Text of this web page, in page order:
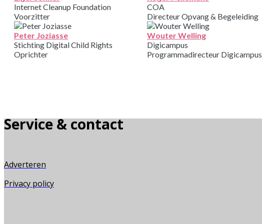
Internet Cleanup Foundation
Voorzitter
Peter Joziasse
Stichting Digital Child Rights
Oprichter
COA
Directeur Opvang & Begeleiding
Wouter Welling
Digicampus
Programmadirecteur Digicampus
Service & contact
Adverteren
Privacy policy